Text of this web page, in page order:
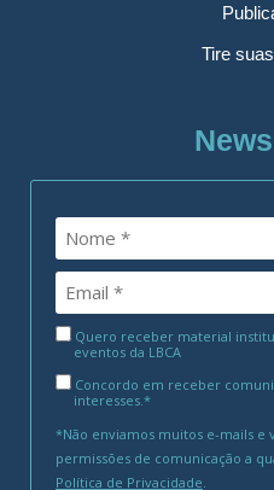
Tire
Quero receber material
eventos da LBCA
Concordo em receber
interesses.*
*Não enviamos muitos e-mails e
permissões de comunicação a
Política de Privacidade